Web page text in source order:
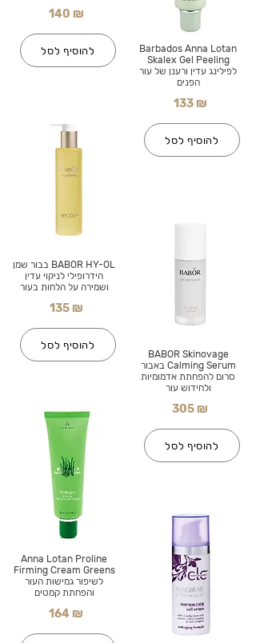
140 ₪
להוסיף לסל
BABOR HY-OL בבור שמן
הידרופילי לניקוי עדין
ושמירה על הלחות בעור
135 ₪
להוסיף לסל
Anna Lotan Proline
Firming Cream Greens
לשיפור גמישות העור
והפחתת קמטים
164 ₪
Barbados Anna Lotan
Skalex Gel Peeling
לפילינג עדין ורענן של עור
הפנים
133 ₪
להוסיף לסל
BABOR Skinovage
Calming Serum באבור
סרום להפחתת אדמומיות
ולחידוש עור
305 ₪
להוסיף לסל